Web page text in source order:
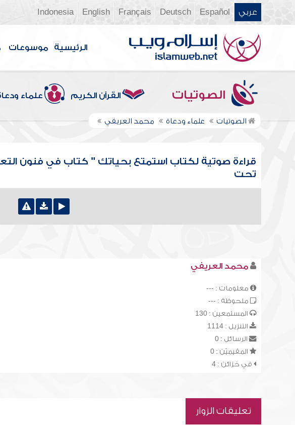
عربي Español
Deutsch
Français
English
Indonesia
الرئيسية موسوعات
الصوتيات القرآن الكريم علماء
الصوتيات علماء ودعاة محمد العريفي
قراءة صوتية لكتاب استمتع بحياتك " كتاب في فنون
تحت
محمد العريفي
معلومات : ---
ملحوظة : ---
المستمعين : 130
التنزيل : 1114
الرسائل : 0
المقيميّن : 0
في خزائن : 4
تعليقات الزوار